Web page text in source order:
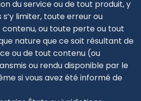
du service ou de tout produit, y
limiter, toute erreur ou
contenu, ou toute perte ou tout
nature que ce soit résultant de
ou de tout contenu (ou
ou rendu disponible par le
si vous avez été informé de